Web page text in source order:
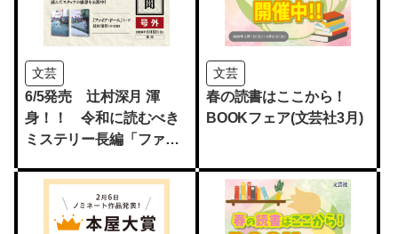
文芸
6/5発売 辻村深月 渾
身！！ 令和に読むべき
ミステリー長編「ファイ
文芸
春の読書はここから！
BOOKフェア(文芸社3月)